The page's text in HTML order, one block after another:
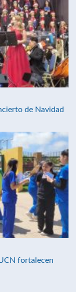
de Navidad
fortalecen